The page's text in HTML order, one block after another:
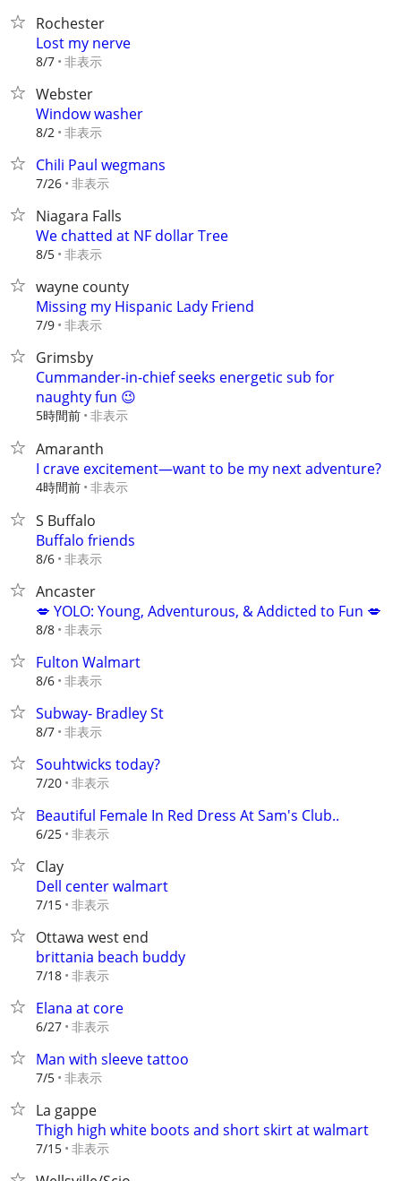
Rochester
Lost my nerve
8/7 非表示
Webster
Window washer
8/2 非表示
Chili Paul wegmans
7/26 非表示
Niagara Falls
We chatted at NF dollar Tree
8/5 非表示
wayne county
Missing my Hispanic Lady Friend
7/9 非表示
Grimsby
Cummander-in-chief seeks energetic sub for
naughty fun 😉
5時間前 非表示
Amaranth
I crave excitement—want to be my next adventure?
4時間前 非表示
S Buffalo
Buffalo friends
8/6 非表示
Ancaster
💋 YOLO: Young, Adventurous, & Addicted to Fun 💋
8/8 非表示
Fulton Walmart
8/6 非表示
Subway- Bradley St
8/7 非表示
Souhtwicks today?
7/20 非表示
Beautiful Female In Red Dress At Sam's Club..
6/25 非表示
Clay
Dell center walmart
7/15 非表示
Ottawa west end
brittania beach buddy
7/18 非表示
Elana at core
6/27 非表示
Man with sleeve tattoo
7/5 非表示
La gappe
Thigh high white boots and short skirt at walmart
7/15 非表示